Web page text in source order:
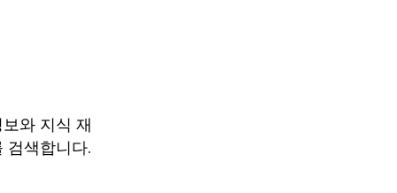
와 지식 재
검색합니다.